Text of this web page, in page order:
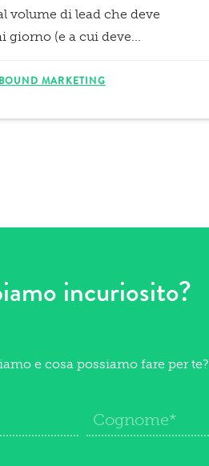
volume di lead che deve
giorno (e a cui deve...
MARKETING
incuriosito?
e cosa possiamo fare per te?